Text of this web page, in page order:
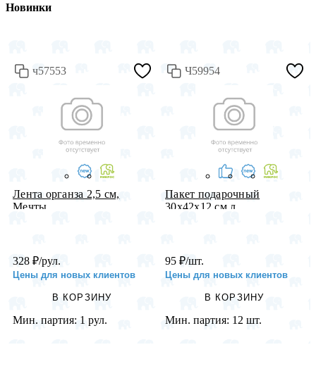
Новинки
ч57553
Лента органза 2,5 см,
Мечты, ...
328 ₽/рул.
Цены для новых клиентов
В КОРЗИНУ
Мин. партия: 1 рул.
Ч59954
Пакет подарочный
30х42х12 см л...
95 ₽/шт.
Цены для новых клиентов
В КОРЗИНУ
Мин. партия: 12 шт.